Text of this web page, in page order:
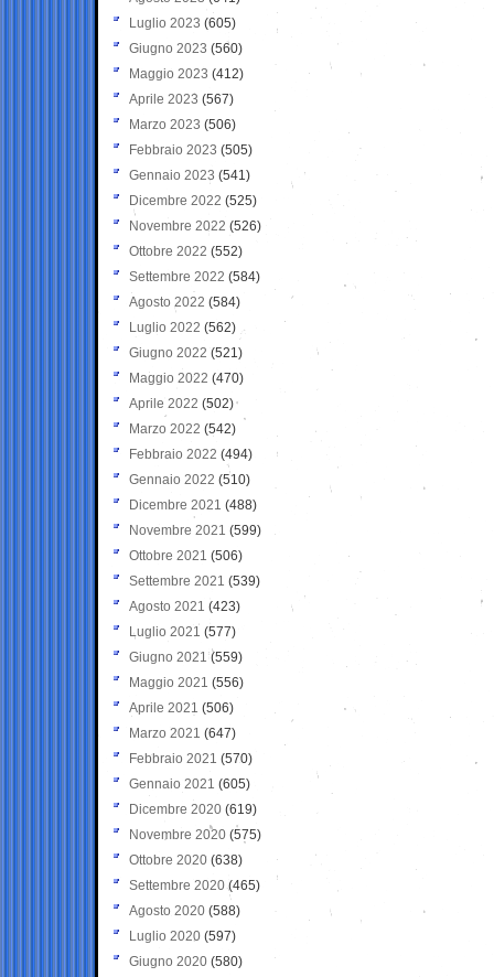
Luglio 2023 (605)
Giugno 2023 (560)
Maggio 2023 (412)
Aprile 2023 (567)
Marzo 2023 (506)
Febbraio 2023 (505)
Gennaio 2023 (541)
Dicembre 2022 (525)
Novembre 2022 (526)
Ottobre 2022 (552)
Settembre 2022 (584)
Agosto 2022 (584)
Luglio 2022 (562)
Giugno 2022 (521)
Maggio 2022 (470)
Aprile 2022 (502)
Marzo 2022 (542)
Febbraio 2022 (494)
Gennaio 2022 (510)
Dicembre 2021 (488)
Novembre 2021 (599)
Ottobre 2021 (506)
Settembre 2021 (539)
Agosto 2021 (423)
Luglio 2021 (577)
Giugno 2021(559)
Maggio 2021 (556)
Aprile 2021 (506)
Marzo 2021 (647)
Febbraio 2021 (570)
Gennaio 2021 (605)
Dicembre 2020 (619)
Novembre 2020 (575)
Ottobre 2020 (638)
Settembre 2020(465)
Agosto 2020 (588)
Luglio 2020 (597)
Giugno 2020 (580)